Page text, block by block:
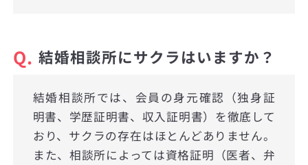
Q. 結婚相談所にサクラはいますか？
結婚相談所では、会員の身元確認（独身証
明書、学歴証明書、収入証明書）を徹底して
おり、サクラの存在はほとんどありません。
また、相談所によっては資格証明（医者、弁